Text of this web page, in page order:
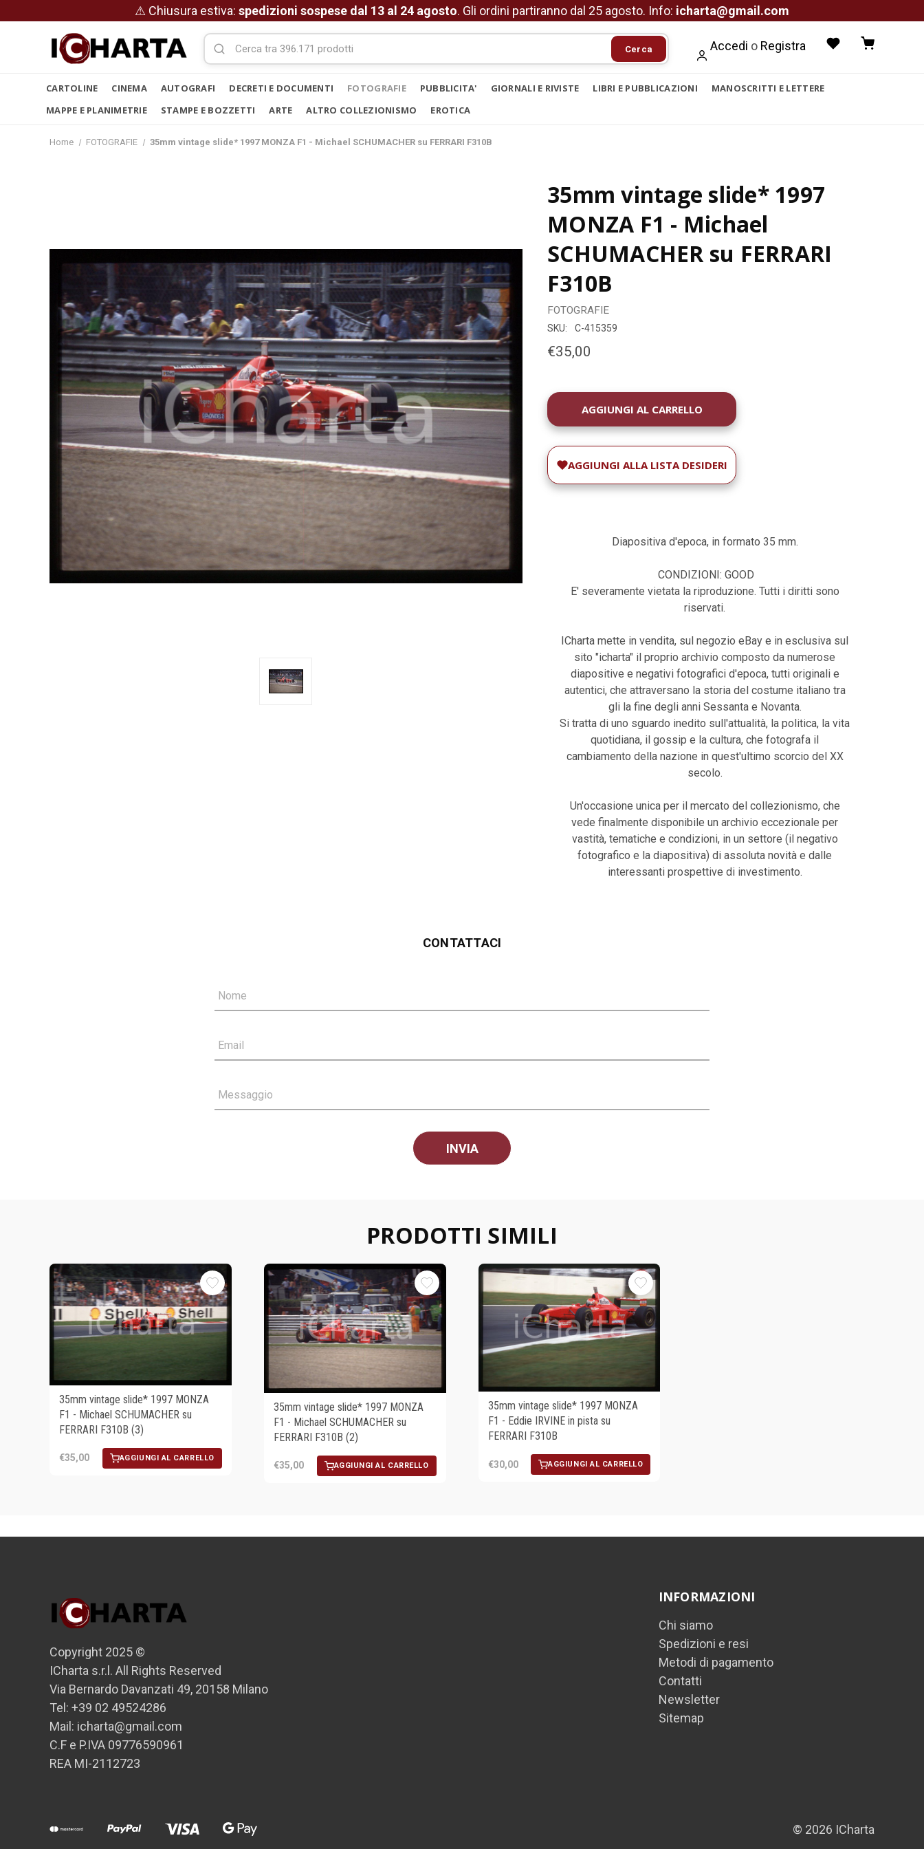
⚠ Chiusura estiva: spedizioni sospese dal 13 al 24 agosto. Gli ordini partiranno dal 25 agosto. Info: icharta@gmail.com
Cerca Accedi o Registra
CARTOLINE CINEMA AUTOGRAFI DECRETI E DOCUMENTI FOTOGRAFIE PUBBLICITA' GIORNALI E RIVISTE LIBRI E PUBBLICAZIONI
MANOSCRITTI E LETTERE
MAPPE E PLANIMETRIE
STAMPE E BOZZETTI ARTE ALTRO COLLEZIONISMO EROTICA
Home FOTOGRAFIE 35mm vintage slide* 1997 MONZA F1 - Michael SCHUMACHER su FERRARI F310B
35mm vintage slide* 1997
MONZA F1 - Michael
SCHUMACHER su FERRARI
F310B
FOTOGRAFIE
SKU: C-415359
€35,00
DISPONIBILITÀ
ATTUALE:
AGGIUNGI ALLA LISTA DESIDERI
Diapositiva d'epoca, in formato 35 mm.
CONDIZIONI: GOOD
E' severamente vietata la riproduzione. Tutti i diritti sono
riservati.
ICharta mette in vendita, sul negozio eBay e in esclusiva sul
sito "icharta" il proprio archivio composto da numerose
diapositive e negativi fotografici d'epoca, tutti originali e
autentici, che attraversano la storia del costume italiano tra
gli la fine degli anni Sessanta e Novanta.
Si tratta di uno sguardo inedito sull'attualità, la politica, la vita
quotidiana, il gossip e la cultura, che fotografa il
cambiamento della nazione in quest'ultimo scorcio del XX
secolo.
Un'occasione unica per il mercato del collezionismo, che
vede finalmente disponibile un archivio eccezionale per
vastità, tematiche e condizioni, in un settore (il negativo
fotografico e la diapositiva) di assoluta novità e dalle
interessanti prospettive di investimento.
CONTATTACI
Nome
Email
Messaggio
PRODOTTI SIMILI
35mm vintage slide* 1997 MONZA
F1 - Michael SCHUMACHER su
FERRARI F310B (3)
€35,00 AGGIUNGI AL CARRELLO
35mm vintage slide* 1997 MONZA
F1 - Michael SCHUMACHER su
FERRARI F310B (2)
€35,00 AGGIUNGI AL CARRELLO
35mm vintage slide* 1997 MONZA
F1 - Eddie IRVINE in pista su
FERRARI F310B
€30,00 AGGIUNGI AL CARRELLO
Copyright 2025 ©
ICharta s.r.l. All Rights Reserved
Via Bernardo Davanzati 49, 20158 Milano
Tel: +39 02 49524286
Mail: icharta@gmail.com
C.F e P.IVA 09776590961
REA MI-2112723
INFORMAZIONI
Chi siamo
Spedizioni e resi
Metodi di pagamento
Contatti
Newsletter
Sitemap
© 2026 ICharta